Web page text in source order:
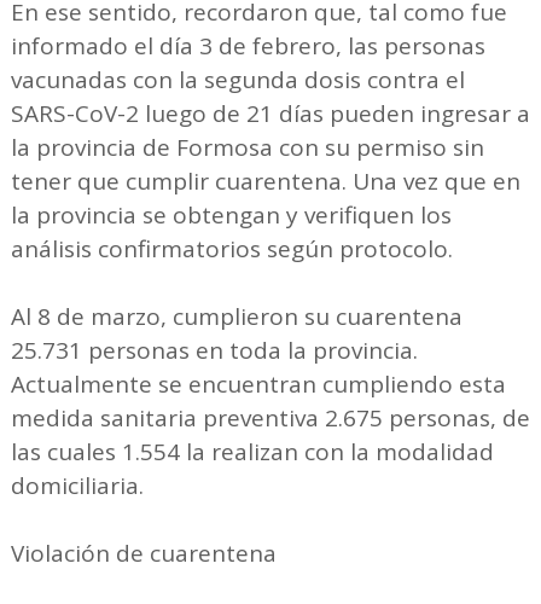
En ese sentido, recordaron que, tal como fue
informado el día 3 de febrero, las personas
vacunadas con la segunda dosis contra el
SARS-CoV-2 luego de 21 días pueden ingresar a
la provincia de Formosa con su permiso sin
tener que cumplir cuarentena. Una vez que en
la provincia se obtengan y verifiquen los
análisis confirmatorios según protocolo.
Al 8 de marzo, cumplieron su cuarentena
25.731 personas en toda la provincia.
Actualmente se encuentran cumpliendo esta
medida sanitaria preventiva 2.675 personas, de
las cuales 1.554 la realizan con la modalidad
domiciliaria.
Violación de cuarentena